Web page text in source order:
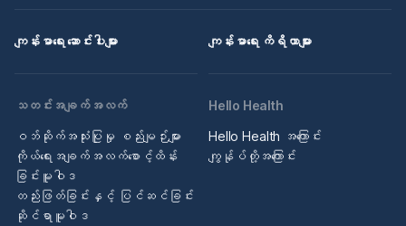
ကျန်းမာရေး ဆောင်းပါးများ ကျန်းမာရေး ကိရိယာများ
သတင်းအချက်အလက်
ဝဘ်ဆိုက်အသုံးပြုမှု စည်းမျဉ်းများ
ကိုယ်ရေးအချက်အလက်စောင့်ထိန်း
ခြင်းမူဝါဒ
တည်းဖြတ်ခြင်းနှင့် ပြင်ဆင်ခြင်း
ဆိုင်ရာမူဝါဒ
Hello Health
Hello Health အကြောင်း
ကျွန်ုပ်တို့အကြောင်း